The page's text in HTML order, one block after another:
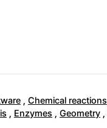
, Chemical reactions
, Enzymes , Geometry ,